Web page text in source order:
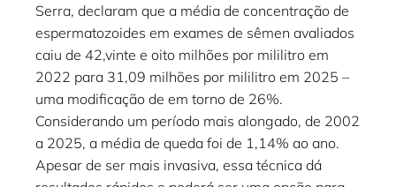
Serra, declaram que a média de concentração de
espermatozoides em exames de sêmen avaliados
caiu de 42,vinte e oito milhões por mililitro em
2022 para 31,09 milhões por mililitro em 2025 –
uma modificação de em torno de 26%.
Considerando um período mais alongado, de 2002
a 2025, a média de queda foi de 1,14% ao ano.
Apesar de ser mais invasiva, essa técnica dá